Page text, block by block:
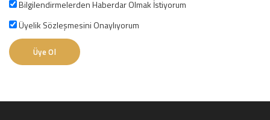
Bilgilendirmelerden Haberdar Olmak İstiyorum
Üyelik Sözleşmesini Onaylıyorum
Üye Ol